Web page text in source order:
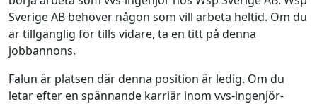
Sverige AB behöver någon som vill arbeta heltid. Om du
är tillgänglig för tills vidare, ta en titt på denna
jobbannons.
Falun är platsen där denna position är ledig. Om du
letar efter en spännande karriär inom vvs-ingenjör-